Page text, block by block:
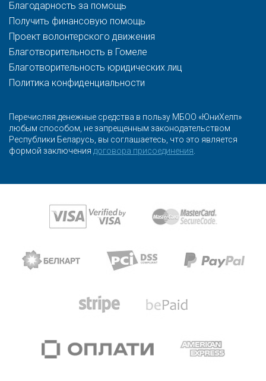
Благодарность за помощь
Получить финансовую помощь
Проект волонтерского движения
Благотворительность в Гомеле
Благотворительность юридических лиц
Политика конфиденциальности
Перечисляя денежные средства в пользу МБОО «ЮниХелп»
любым способом, не запрещенным законодательством
Республики Беларусь, вы соглашаетесь, что это является
формой заключения договора присоединения